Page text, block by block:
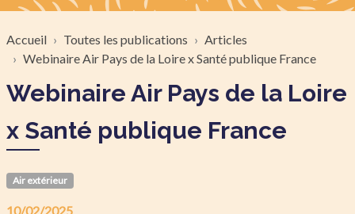
Fil d'Ariane
Accueil Toutes les publications
Articles
Webinaire Air Pays de la Loire x Santé publique France
Webinaire Air Pays de la Loire
x Santé publique France
Air extérieur
10/02/2025